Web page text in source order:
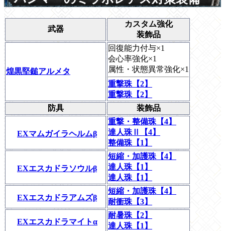
武器
カスタム強化
装飾品
煌黒堅鎚アルメタ
回復能力付与×1
会心率強化×1
属性・状態異常強化×1
重撃珠【2】
重撃珠【2】
防具
装飾品
EXマムガイラヘルムβ
重撃・整備珠【4】
達人珠Ⅱ【4】
整備珠【1】
EXエスカドラソウルβ
短縮・加護珠【4】
達人珠【1】
達人珠【1】
EXエスカドラアムズβ
短縮・加護珠【4】
耐衝珠【3】
EXエスカドラマイトα
耐暑珠【2】
達人珠【1】